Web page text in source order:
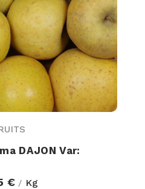
DAJON Var:
€ / Kg